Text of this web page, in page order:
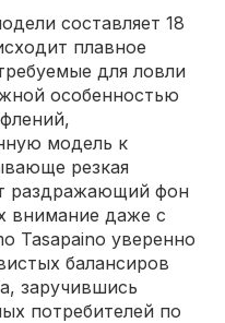
составляет 18
плавное
для ловли
особенностью
модель к
резкая
раздражающий фон
внимание даже с
Tasapaino уверенно
балансиров
заручившись
потребителей по